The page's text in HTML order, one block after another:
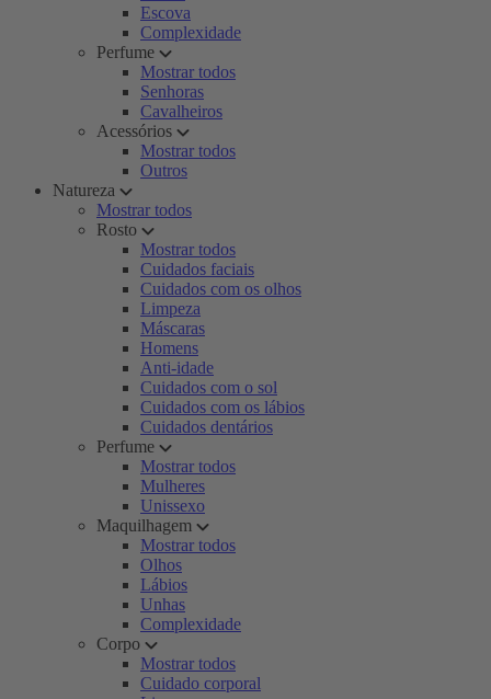
Escova
Complexidade
Perfume
Mostrar todos
Senhoras
Cavalheiros
Acessórios
Mostrar todos
Outros
Natureza
Mostrar todos
Rosto
Mostrar todos
Cuidados faciais
Cuidados com os olhos
Limpeza
Máscaras
Homens
Anti-idade
Cuidados com o sol
Cuidados com os lábios
Cuidados dentários
Perfume
Mostrar todos
Mulheres
Unissexo
Maquilhagem
Mostrar todos
Olhos
Lábios
Unhas
Complexidade
Corpo
Mostrar todos
Cuidado corporal